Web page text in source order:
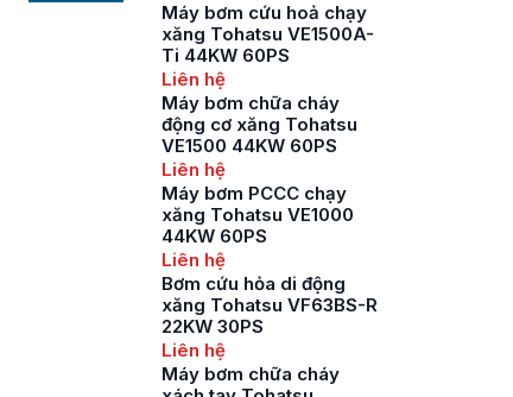
Máy bơm cứu hoả chạy
xăng Tohatsu VE1500A-
Ti 44KW 60PS
Liên hệ
Máy bơm chữa cháy
động cơ xăng Tohatsu
VE1500 44KW 60PS
Liên hệ
Máy bơm PCCC chạy
xăng Tohatsu VE1000
44KW 60PS
Liên hệ
Bơm cứu hỏa di động
xăng Tohatsu VF63BS-R
22KW 30PS
Liên hệ
Máy bơm chữa cháy